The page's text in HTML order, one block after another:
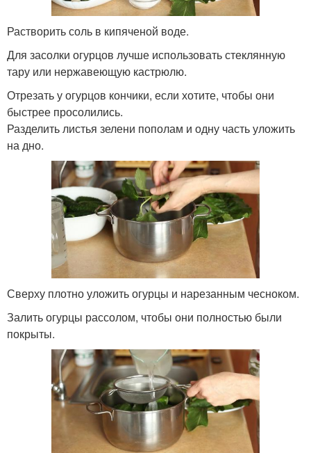
Растворить соль в кипяченой воде.
Для засолки огурцов лучше использовать стеклянную
тару или нержавеющую кастрюлю.
Отрезать у огурцов кончики, если хотите, чтобы они
быстрее просолились.
Разделить листья зелени пополам и одну часть уложить
на дно.
Сверху плотно уложить огурцы и нарезанным чесноком.
Залить огурцы рассолом, чтобы они полностью были
покрыты.